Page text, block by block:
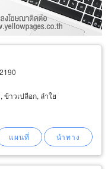
ตัวแทนจัดจำหน่าย
ข้าวเปลือก, ลำใย